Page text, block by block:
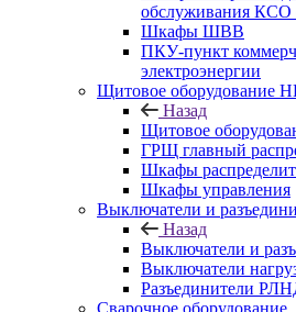
обслуживания КСО
Шкафы ШВВ
ПКУ-пункт
электроэнергии
Щитовое оборудование
Назад
Щитовое
ГРЩ главный
Шкафы
Шкафы управления
Выключатели и
Назад
Выключатели и
Выключатели
Разъединители
Сварочное оборудование